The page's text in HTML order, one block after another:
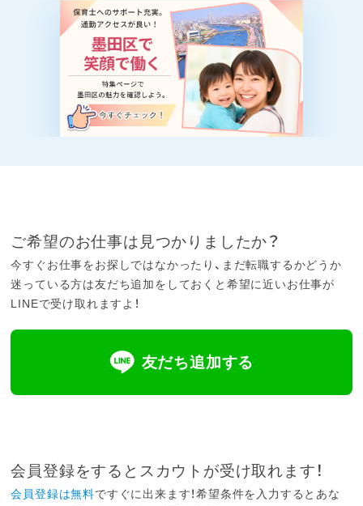
ご希望のお仕事は見つかりましたか？
今すぐお仕事をお探しではなかったり、まだ転職するかどうか
迷っている方は友だち追加をしておくと希望に近いお仕事が
LINEで受け取れますよ！
友だち追加する
会員登録をするとスカウトが受け取れます！
会員登録は無料ですぐに出来ます！希望条件を入力するとあな